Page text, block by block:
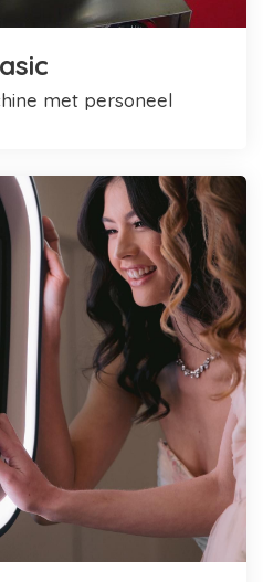
met personeel